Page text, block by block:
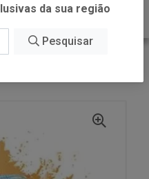
da sua região
Pesquisar